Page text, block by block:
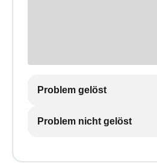
Problem gelöst
Problem nicht gelöst